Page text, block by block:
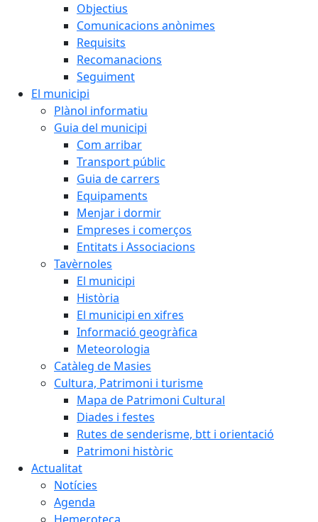
Objectius
Comunicacions anònimes
Requisits
Recomanacions
Seguiment
El municipi
Plànol informatiu
Guia del municipi
Com arribar
Transport públic
Guia de carrers
Equipaments
Menjar i dormir
Empreses i comerços
Entitats i Associacions
Tavèrnoles
El municipi
Història
El municipi en xifres
Informació geogràfica
Meteorologia
Catàleg de Masies
Cultura, Patrimoni i turisme
Mapa de Patrimoni Cultural
Diades i festes
Rutes de senderisme, btt i orientació
Patrimoni històric
Actualitat
Notícies
Agenda